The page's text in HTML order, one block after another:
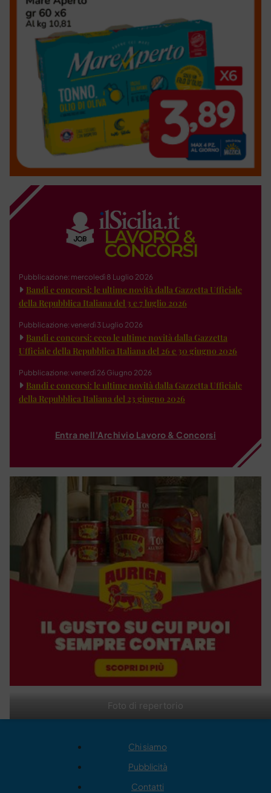
Foto di repertorio
Pubblicazione: mercoledì 8 Luglio 2026
Bandi e concorsi: le ultime novità dalla Gazzetta Ufficiale
della Repubblica Italiana del 3 e 7 luglio 2026
Pubblicazione: venerdì 3 Luglio 2026
Bandi e concorsi: ecco le ultime novità dalla Gazzetta
Ufficiale della Repubblica Italiana del 26 e 30 giugno 2026
Pubblicazione: venerdì 26 Giugno 2026
Bandi e concorsi: le ultime novità dalla Gazzetta Ufficiale
della Repubblica Italiana del 23 giugno 2026
Entra nell'Archivio Lavoro & Concorsi
Chi siamo
Pubblicità
Contatti